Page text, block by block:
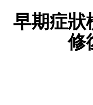
早期症狀
修